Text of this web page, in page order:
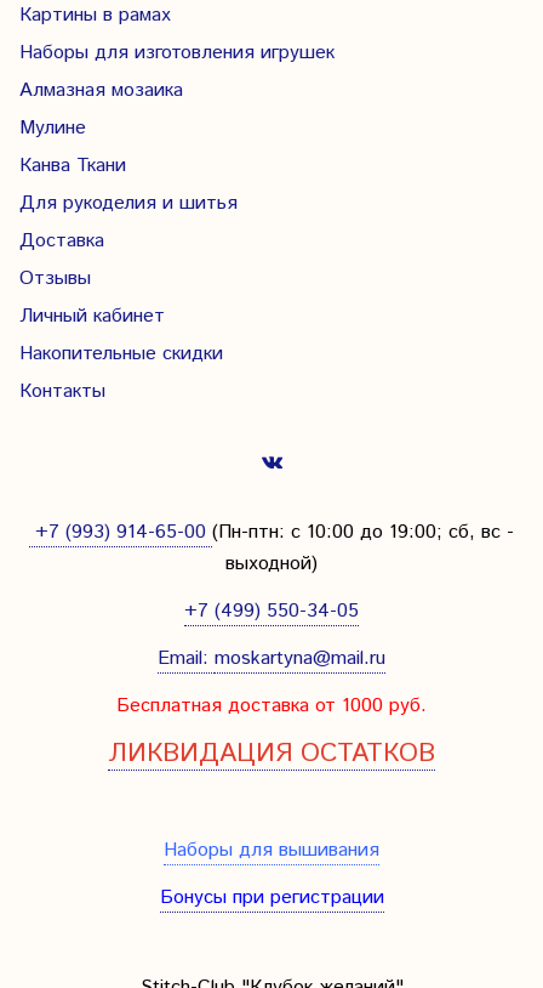
Картины в рамах
Наборы для изготовления игрушек
Алмазная мозаика
Мулине
Канва Ткани
Для рукоделия и шитья
Доставка
Отзывы
Личный кабинет
Накопительные скидки
Контакты
+7 (993) 914-65-00 (Пн-птн: с 10:00 до 19:00; сб, вс -
выходной)
+7 (499) 550-34-05
Email: moskartyna@mail.ru
Бесплатная доставка от 1000 руб.
ЛИКВИДАЦИЯ ОСТАТКОВ
Наборы для вышивания
Бонусы при регистрации